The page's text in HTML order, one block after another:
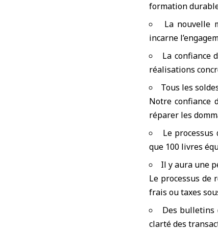
formation
La nouvelle
incarne
La confiance
réalisations
Tous les
Notre confiance
réparer les
Le
que 100 livres
Il y aura une
Le processus de
frais ou taxes
Des bulletins
clarté des